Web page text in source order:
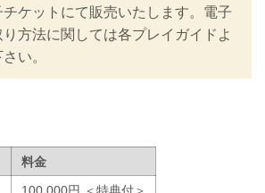
るなど、新たな取り組みを行いますので
ご案内いたします。
皆さまには大変ご不便をおかけいたしま
すが、安心してご来場・ご観戦いただけ
ますよう努めてまいりますので、何卒ご
ケットにて販売いたします。電子
方法に関しては各プレイガイドよ
い。
料金